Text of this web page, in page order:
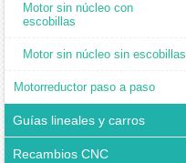
Motor sin núcleo con
escobillas
Motor sin núcleo sin escobillas
Motorreductor paso a paso
Guías lineales y carros
Recambios CNC